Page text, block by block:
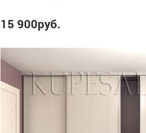
15 900руб.